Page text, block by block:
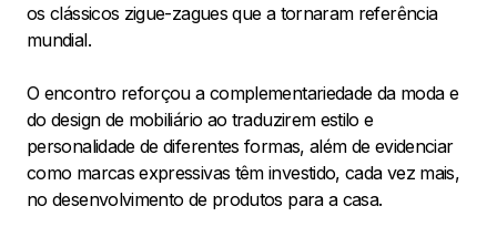
os clássicos zigue-zagues que a tornaram referência
mundial.
O encontro reforçou a complementariedade da moda e
do design de mobiliário ao traduzirem estilo e
personalidade de diferentes formas, além de evidenciar
como marcas expressivas têm investido, cada vez mais,
no desenvolvimento de produtos para a casa.